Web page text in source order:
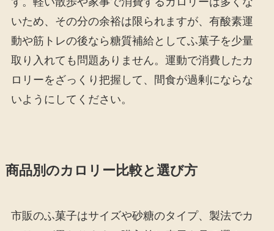
いため、その分の余裕は限られますが、有酸素運
動や筋トレの後なら糖質補給としてふ菓子を少量
取り入れても問題ありません。運動で消費したカ
ロリーをざっくり把握して、間食が過剰にならな
いようにしてください。
商品別のカロリー比較と選び方
市販のふ菓子はサイズや砂糖のタイプ、製法でカ